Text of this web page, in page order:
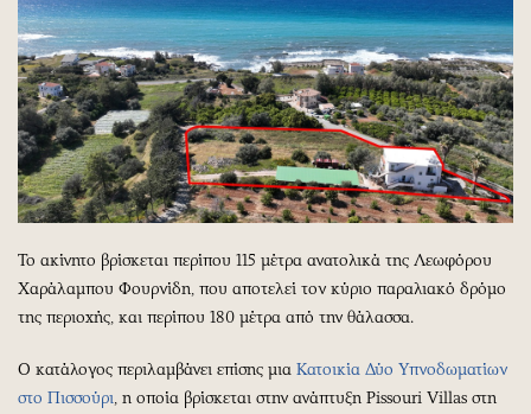
Το ακίνητο βρίσκεται περίπου 115 μέτρα ανατολικά της Λεωφόρου
Χαράλαμπου Φουρνίδη, που αποτελεί τον κύριο παραλιακό δρόμο
της περιοχής, και περίπου 180 μέτρα από την θάλασσα.
Ο κατάλογος περιλαμβάνει επίσης μια Κατοικία Δύο Υπνοδωματίων
στο Πισσούρι, η οποία βρίσκεται στην ανάπτυξη Pissouri Villas στη